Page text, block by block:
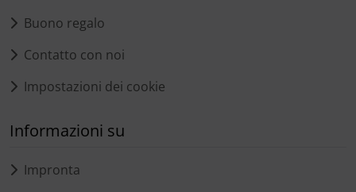
Buono regalo
Contatto con noi
Impostazioni dei cookie
Informazioni su
Impronta